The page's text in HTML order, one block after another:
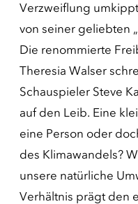
Verzweiflung
von seiner geliebten
Die renommierte
Theresia Walser
Schauspieler Steve
auf den Leib. Eine
eine Person oder
des Klimawandels?
unsere natürliche
Verhältnis prägt den